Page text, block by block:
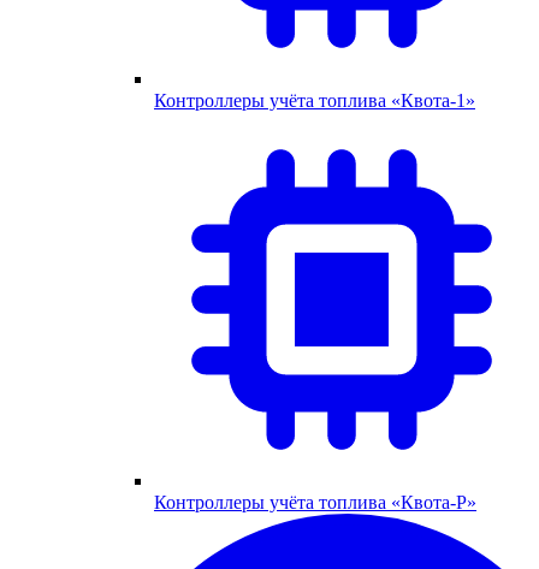
Контроллеры учёта топлива «Квота-1»
Контроллеры учёта топлива «Квота-Р»